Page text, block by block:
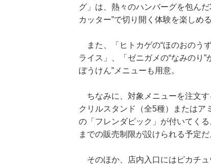
グ」は、熱々のハンバーグを包ん
カッター”で切り開く体験を楽しめ
また、「ヒトカゲの“ほのおのう
ライス」、「ゼニガメの“なみのり
ぼうけん”メニューも用意。
ちなみに、対象メニューを注文す
クリルスタンド（全5種）またはア
の「フレンダピック」が付いてく
までの販売制限が設けられる予定だ
そのほか、店内入口にはピカチ